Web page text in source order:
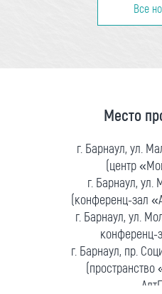
Все
Место
г. Барнаул, ул.
(центр
г. Барнаул, ул.
(конференц-зал
г. Барнаул, ул.
конференц-
г. Барнаул, пр.
(пространство